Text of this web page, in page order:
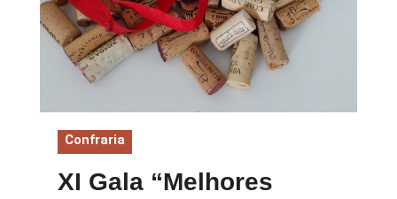
Confraria
XI Gala “Melhores